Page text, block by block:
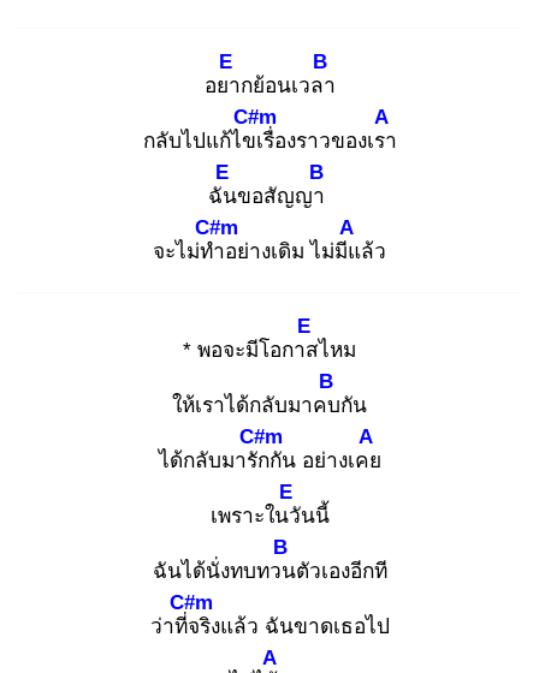
​อยา
E
กย้อนเวลา
B
กลับไปแก้ไขเ
C#m
รื่องราวของเรา
A
ฉัน
E
ขอสัญญา
B
จะไม่ทำ
C#m
อย่างเดิม ไม่มีแ
A
ล้ว
* ​พอจะมีโอกาส
E
ไหม
ให้เราได้กลับมาคบ
B
กัน
ได้กลับมารัก
C#m
กัน อย่างเคย
A
เพราะในวั
E
นนี้
ฉันได้นั่งทบทวน
B
ตัวเองอีกที
ว่าที่จ
C#m
ริงแล้ว ฉันขาดเธอไป
A